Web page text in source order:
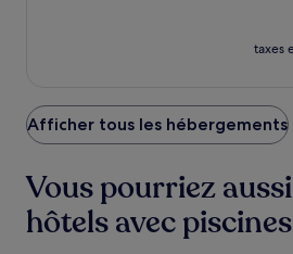
taxes
Afficher tous les hébergements
Vous pourriez
hôtels avec